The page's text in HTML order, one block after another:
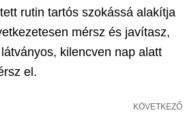
rutin tartós szokássá alakítja
mérsz és javítasz,
kilencven nap alatt
el.
KÖVETKEZŐ